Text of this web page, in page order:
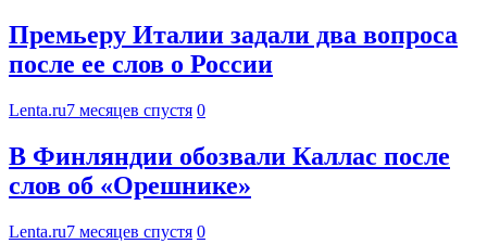
Премьеру Италии задали два вопроса
после ее слов о России
Lenta.ru7 месяцев спустя 0
В Финляндии обозвали Каллас после
слов об «Орешнике»
Lenta.ru7 месяцев спустя 0